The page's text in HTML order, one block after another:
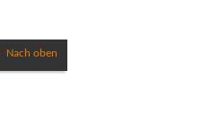
Nach oben